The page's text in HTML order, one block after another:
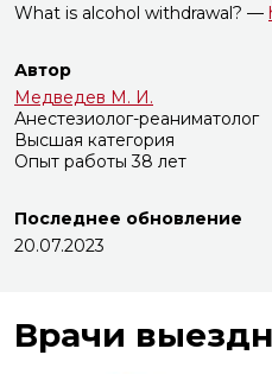
What is alcohol withdrawal? —
Автор
Медведев М. И.
Анестезиолог-реаниматолог
Высшая категория
Опыт работы 38 лет
Последнее обновление
20.07.2023
Врачи